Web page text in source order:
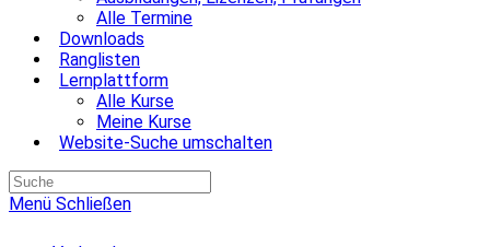
Alle Termine
Downloads
Ranglisten
Lernplattform
Alle Kurse
Meine Kurse
Website-Suche umschalten
Menü Schließen